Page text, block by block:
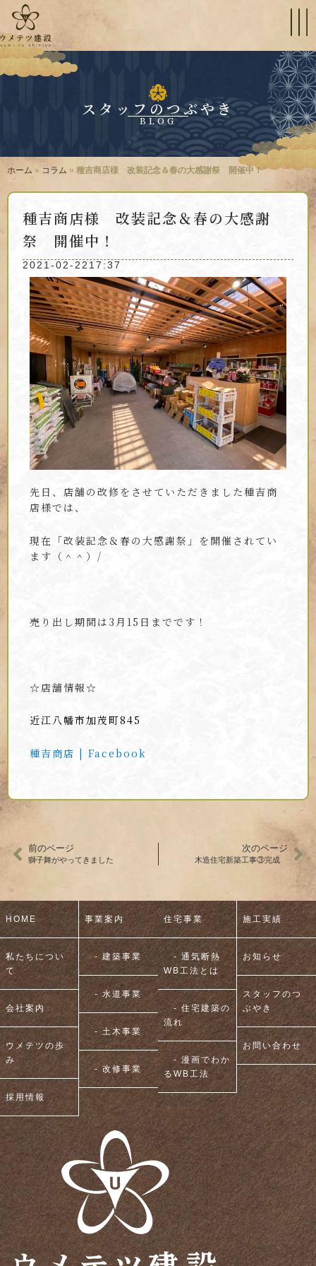
スタッフのつぶやき
BLOG
ホーム » コラム » 種吉商店様 改装記念＆春の大感謝祭 開催中！
種吉商店様 改装記念＆春の大感謝
祭 開催中！
2021-02-22 17:37
先日、店舗の改修をさせていただきました種吉商
店様では、
現在「改装記念＆春の大感謝祭」を開催されてい
ます（＾＾）/
売り出し期間は3月15日までです！
☆店舗情報☆
近江八幡市加茂町845
種吉商店 | Facebook
前のページ
獅子舞がやってきました
次のページ
木造住宅新築工事③完成
HOME
私たちについ
て
会社案内
ウメテツの歩
み
採用情報
事業案内
- 建築事業
- 水道事業
- 土木事業
- 改修事業
住宅事業
- 通気断熱
WB工法とは
- 住宅建築の
流れ
- 漫画でわか
るWB工法
施工実績
お知らせ
スタッフのつ
ぶやき
お問い合わせ